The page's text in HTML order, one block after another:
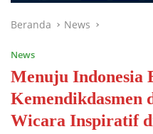
Beranda News
News
Menuju Indonesia
Kemendikdasmen
Wicara Inspiratif